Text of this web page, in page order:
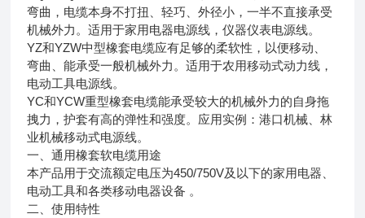
弯曲，电缆本身不打扭、轻巧、外径小，一半不直接承受
机械外力。适用于家用电器电源线，仪器仪表电源线。
YZ和YZW中型橡套电缆应有足够的柔软性，以便移动、
弯曲、能承受一般机械外力。适用于农用移动式动力线，
电动工具电源线。
YC和YCW重型橡套电缆能承受较大的机械外力的自身拖
拽力，护套有高的弹性和强度。应用实例：港口机械、林
业机械移动式电源线。
一、通用橡套软电缆用途
本产品用于交流额定电压为450/750V及以下的家用电器、
电动工具和各类移动电器设备 。
二、使用特性